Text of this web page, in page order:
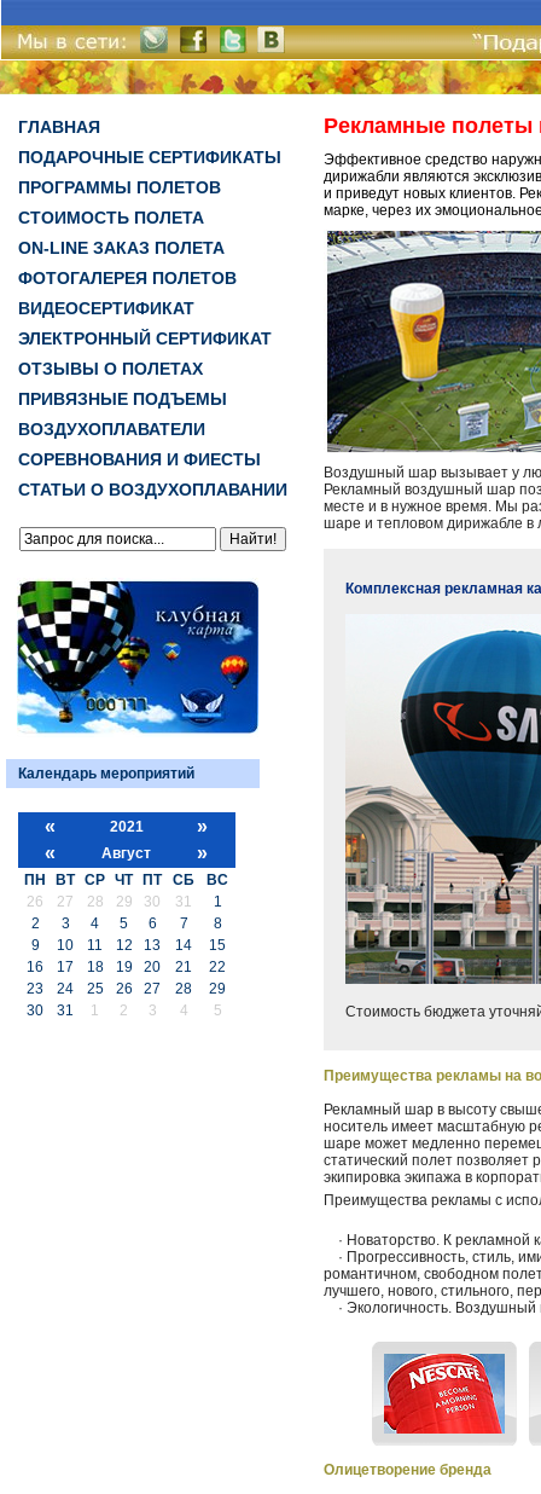
ГЛАВНАЯ
ПОДАРОЧНЫЕ СЕРТИФИКАТЫ
ПРОГРАММЫ ПОЛЕТОВ
СТОИМОСТЬ ПОЛЕТА
ON-LINE ЗАКАЗ ПОЛЕТА
ФОТОГАЛЕРЕЯ ПОЛЕТОВ
ВИДЕОСЕРТИФИКАТ
ЭЛЕКТРОННЫЙ СЕРТИФИКАТ
ОТЗЫВЫ О ПОЛЕТАХ
ПРИВЯЗНЫЕ ПОДЪЕМЫ
ВОЗДУХОПЛАВАТЕЛИ
СОРЕВНОВАНИЯ И ФИЕСТЫ
СТАТЬИ О ВОЗДУХОПЛАВАНИИ
Календарь мероприятий
« 2021
»
«
Август »
ПН ВТ СР ЧТ ПТ СБ
ВС
26
27 28 29 30 31
1
2
3 4 5 6 7
8
9
10 11 12 13 14
15
16
17 18 19 20 21
22
23
24 25 26 27 28
29
30
31 1 2 3 4 5
Рекламные полеты
Эффективное средство
дирижабли являются
и приведут новых клиентов.
марке, через их
Воздушный шар вызывает у
Рекламный воздушный шар
месте и в нужное время. Мы
шаре и тепловом дирижабле в
Комплексная рекламная
Стоимость бюджета
Преимущества рекламы на
Рекламный шар в высоту
носитель имеет масштабную
шаре может медленно
статический полет
экипировка экипажа в
Преимущества рекламы с
· Новаторство. К рекламной
· Прогрессивность, стиль,
романтичном, свободном
лучшего, нового, стильного,
· Экологичность. Воздушный
Олицетворение бренда